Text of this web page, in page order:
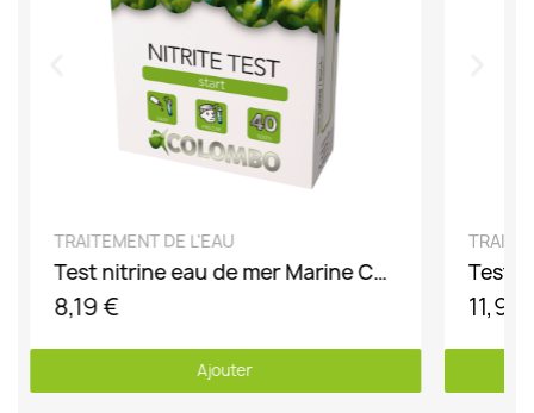
DÉCOUVRIR
TRAITEMENT DE L'EAU
Test nitrine eau de mer Marine Colombo
8,19 €
Ajouter
11,99